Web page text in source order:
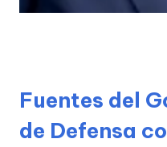
Fuentes del
de Defensa